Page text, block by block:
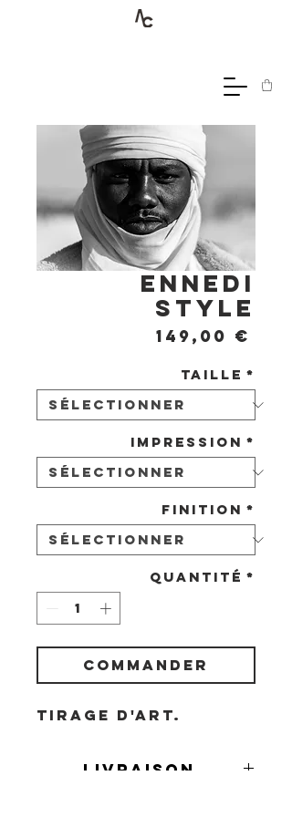
Ennedi
style
149,00 €
Taille *
Impression *
Finition *
Quantité *
COMMANDER
Tirage d'art.
Livraison